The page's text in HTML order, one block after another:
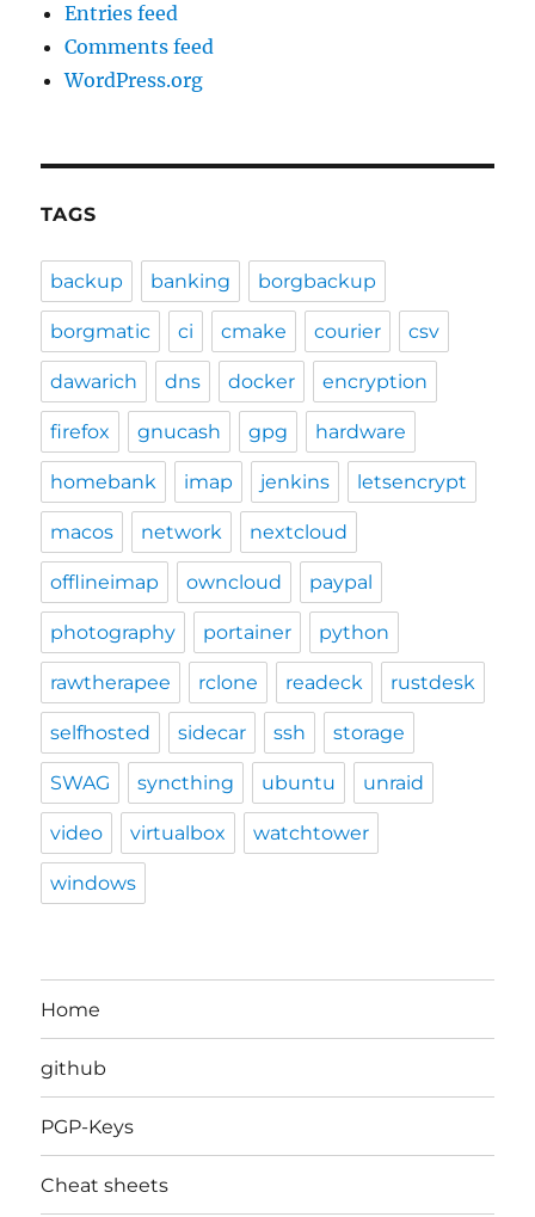
Entries feed
Comments feed
WordPress.org
TAGS
backup banking borgbackup
borgmatic ci cmake courier csv
dawarich dns docker encryption
firefox gnucash gpg hardware
homebank imap jenkins letsencrypt
macos network nextcloud
offlineimap owncloud paypal
photography portainer python
rawtherapee rclone readeck rustdesk
selfhosted sidecar ssh storage
SWAG syncthing ubuntu unraid
video virtualbox watchtower
windows
Home
github
PGP-Keys
Cheat sheets